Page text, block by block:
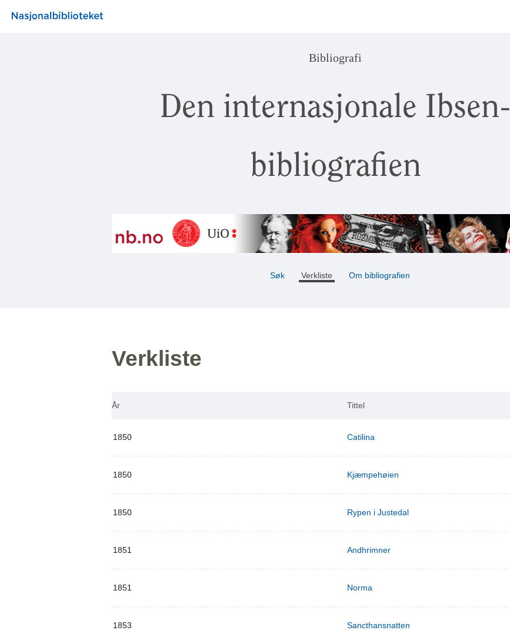
Bibliografi
Den internasjonale Ibsen-
bibliografien
Søk Verkliste Om bibliografien
Verkliste
År Tittel
1850 Catilina
1850 Kjæmpehøien
1850 Rypen i Justedal
1851 Andhrimner
1851 Norma
1853 Sancthansnatten